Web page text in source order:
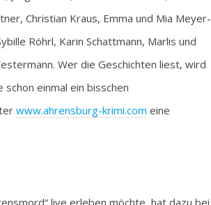
Christian Kraus, Emma und Mia Meyer-
Röhrl, Karin Schattmann, Marlis und
Wer die Geschichten liest, wird
einmal ein bisschen
www.ahrensburg-krimi.com eine
live erleben möchte, hat dazu bei